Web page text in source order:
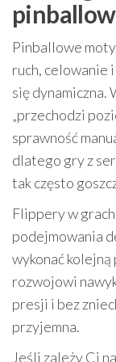
Pinballowe
ruch, celowanie
się dynamiczna.
„przechodzi
sprawność
dlatego gry z
tak często
Flippery w
podejmowania
wykonać
rozwojowi
presji i bez
przyjemna.
Jeśli zależy Ci